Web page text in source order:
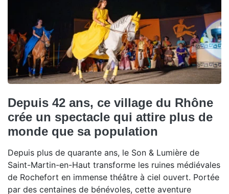
Depuis 42 ans, ce village du Rhône
crée un spectacle qui attire plus de
monde que sa population
Depuis plus de quarante ans, le Son & Lumière de
Saint-Martin-en-Haut transforme les ruines médiévales
de Rochefort en immense théâtre à ciel ouvert. Portée
par des centaines de bénévoles, cette aventure